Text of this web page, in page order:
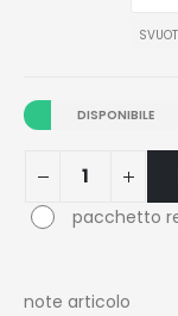
DISPONIBILE
pacchetto
note articolo